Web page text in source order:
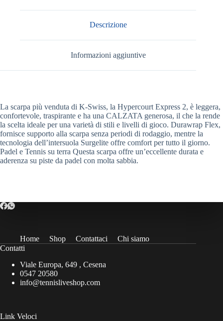
Descrizione
Informazioni aggiuntive
La scarpa più venduta di K-Swiss, la Hypercourt Express 2, è leggera,
confortevole, traspirante e ha una CALZATA generosa, il che la rende
la scelta ideale per una varietà di stili e livelli di gioco. Durawrap Flex,
fornisce supporto alla scarpa senza periodi di rodaggio, mentre la
tecnologia dell’intersuola Surgelite offre comfort per tutto il giorno.
Padel e Tennis su terra Questa scarpa offre un’eccellente durata e
aderenza su piste da padel con molta sabbia.
Home Shop Contattaci
Chi siamo
Contatti
Viale Europa, 649 , Cesena
0547 20580
info@tennisliveshop.com
Link Veloci